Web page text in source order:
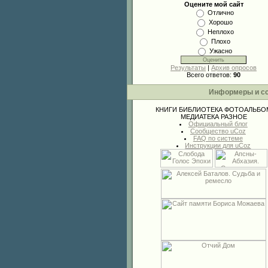
Оцените мой сайт
Отлично
Хорошо
Неплохо
Плохо
Ужасно
Результаты | Архив опросов
Всего ответов: 90
Информеры и
КНИГИ БИБЛИОТЕКА
МЕДИАТЕКА РАЗНОЕ
Официальный блог
Сообщество uCoz
FAQ по системе
Инструкции для uCoz